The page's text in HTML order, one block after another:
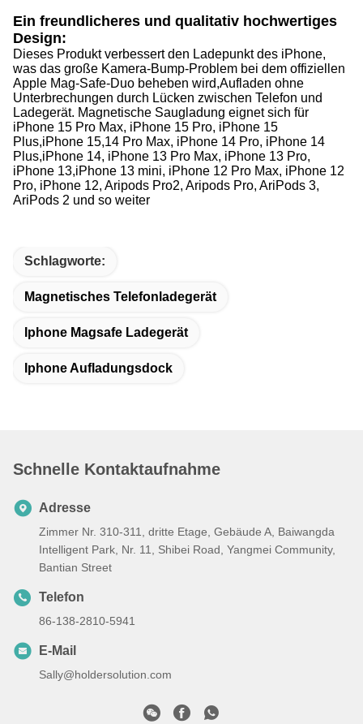
Ein freundlicheres und qualitativ hochwertiges
Design:
Dieses Produkt verbessert den Ladepunkt des iPhone,
was das große Kamera-Bump-Problem bei dem offiziellen
Apple Mag-Safe-Duo beheben wird,Aufladen ohne
Unterbrechungen durch Lücken zwischen Telefon und
Ladegerät. Magnetische Saugladung eignet sich für
iPhone 15 Pro Max, iPhone 15 Pro, iPhone 15
Plus,iPhone 15,14 Pro Max, iPhone 14 Pro, iPhone 14
Plus,iPhone 14, iPhone 13 Pro Max, iPhone 13 Pro,
iPhone 13,iPhone 13 mini, iPhone 12 Pro Max, iPhone 12
Pro, iPhone 12, Aripods Pro2, Aripods Pro, AriPods 3,
AriPods 2 und so weiter
Schlagworte:
Magnetisches Telefonladegerät
Iphone Magsafe Ladegerät
Iphone Aufladungsdock
Schnelle Kontaktaufnahme
Adresse
Zimmer Nr. 310-311, dritte Etage, Gebäude A, Baiwangda
Intelligent Park, Nr. 11, Shibei Road, Yangmei Community,
Bantian Street
Telefon
86-138-2810-5941
E-Mail
Sally@holdersolution.com